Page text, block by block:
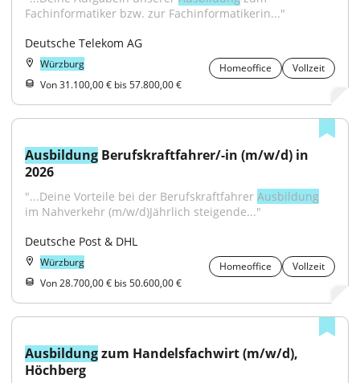
Fachinformatiker bzw. zur Fachinformatikerin..."
Deutsche Telekom AG
Würzburg Homeoffice
Vollzeit
Von 31.100,00 € bis 57.800,00 €
Ausbildung Berufskraftfahrer/-in (m/w/d) in
2026
"...Deine Vorteile bei der Berufskraftfahrer Ausbildung
im Nahverkehr (m/w/d)Jährlich steigende..."
Deutsche Post & DHL
Würzburg Homeoffice
Vollzeit
Von 28.700,00 € bis 50.600,00 €
Ausbildung zum Handelsfachwirt (m/w/d),
Höchberg